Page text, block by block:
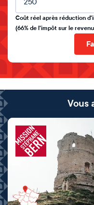
Coût réel après réduction
(66% de l'impôt sur le
Vous